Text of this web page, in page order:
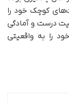
کوچک خود را
درست و آمادگی
را به واقعیتی